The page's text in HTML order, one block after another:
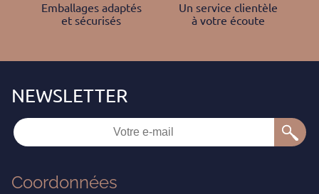
Emballages adaptés
et sécurisés
Un service clientèle
à votre écoute
Coordonnées